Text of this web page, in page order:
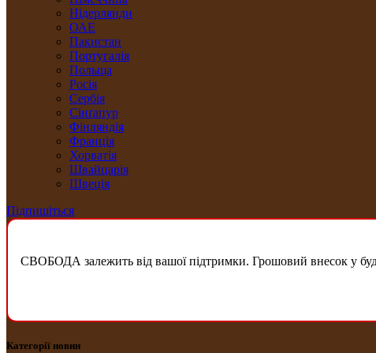
Нідерлянди
ОАЕ
Пакистан
Португалія
Польща
Росія
Сербія
Сінґапур
Фінляндія
Франція
Хорватія
Швайцарія
Швеція
Підпишіться
СВОБОДА залежить від вашої підтримки. Грошовий внесок у
Категорії новин